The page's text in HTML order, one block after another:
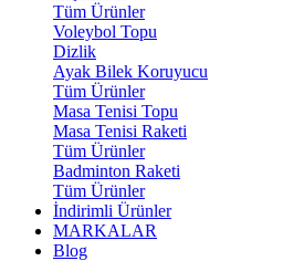
Tüm Ürünler
Voleybol Topu
Dizlik
Ayak Bilek Koruyucu
Tüm Ürünler
Masa Tenisi Topu
Masa Tenisi Raketi
Tüm Ürünler
Badminton Raketi
Tüm Ürünler
İndirimli Ürünler
MARKALAR
Blog